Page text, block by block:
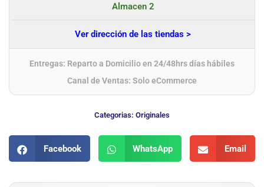
Almacen 2
Ver dirección de las tiendas >
Entregas: Reparto a Domicilio en 24/48hrs días hábiles
Canal de Ventas: Solo eCommerce
Categorias: Originales
Facebook WhatsApp Email